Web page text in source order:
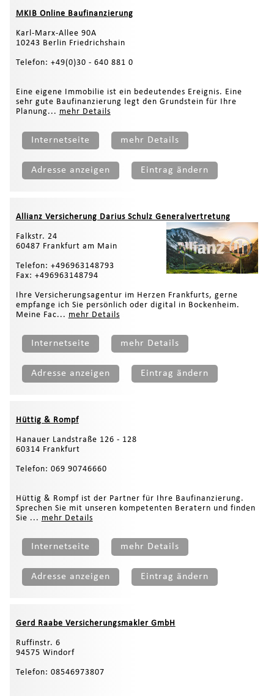
MKIB Online Baufinanzierung
Karl-Marx-Allee 90A
10243 Berlin Friedrichshain
Telefon: +49(0)30 - 640 881 0
Eine eigene Immobilie ist ein bedeutendes Ereignis. Eine
sehr gute Baufinanzierung legt den Grundstein für Ihre
Planung... mehr Details
Internetseite mehr Details
Adresse anzeigen Eintrag ändern
Allianz Versicherung Darius Schulz Generalvertretung
Falkstr. 24
60487 Frankfurt am Main
Telefon: +496963148793
Fax: +496963148794
Ihre Versicherungsagentur im Herzen Frankfurts, gerne
empfange ich Sie persönlich oder digital in Bockenheim.
Meine Fac... mehr Details
Internetseite mehr Details
Adresse anzeigen Eintrag ändern
Hüttig & Rompf
Hanauer Landstraße 126 - 128
60314 Frankfurt
Telefon: 069 90746660
Hüttig & Rompf ist der Partner für Ihre Baufinanzierung.
Sprechen Sie mit unseren kompetenten Beratern und finden
Sie ... mehr Details
Internetseite mehr Details
Adresse anzeigen Eintrag ändern
Gerd Raabe Versicherungsmakler GmbH
Ruffinstr. 6
94575 Windorf
Telefon: 08546973807